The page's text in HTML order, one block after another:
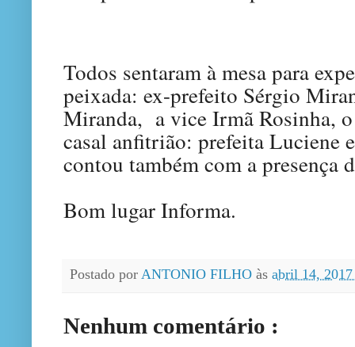
Todos sentaram à mesa para
peixada: ex-prefeito Sérgio
Miranda, a vice Irmã Rosinha,
casal anfitrião: prefeita Luciene
contou também com a presença
Bom lugar Informa.
Postado por ANTONIO FILHO às abril 14,
Nenhum comentário :